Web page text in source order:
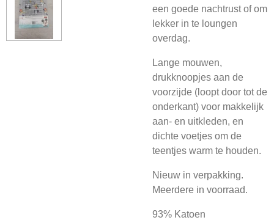
een goede nachtrust of om
lekker in te loungen
overdag.
Lange mouwen,
drukknoopjes aan de
voorzijde (loopt door tot de
onderkant) voor makkelijk
aan- en uitkleden, en
dichte voetjes om de
teentjes warm te houden.
Nieuw in verpakking.
Meerdere in voorraad.
93% Katoen